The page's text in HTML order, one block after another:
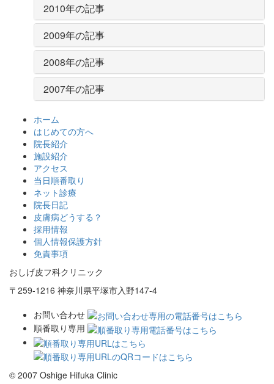
2010年の記事
2009年の記事
2008年の記事
2007年の記事
ホーム
はじめての方へ
院長紹介
施設紹介
アクセス
当日順番取り
ネット診療
院長日記
皮膚病どうする？
採用情報
個人情報保護方針
免責事項
おしげ皮フ科クリニック
〒259-1216 神奈川県平塚市入野147-4
お問い合わせ
順番取り専用
© 2007 Oshige Hifuka Clinic